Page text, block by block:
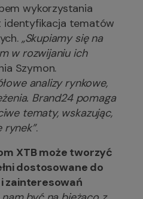
wykorzystania
identyfikacja tematów
„Skupiamy się na
w rozwijaniu ich
Szymon.
analizy rynkowe,
Brand24 pomaga
tematy, wskazując,
rynek”.
XTB może tworzyć
dostosowane do
zainteresowań